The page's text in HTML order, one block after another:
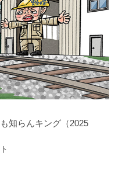
知らんキング（2025